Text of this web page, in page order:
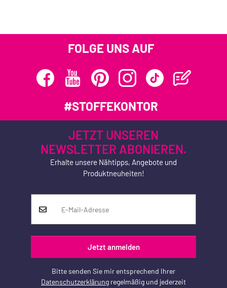
FOLGE UNS AUF
#STOFFEKONTOR
JETZT UNSEREN
NEWSLETTER ABONIEREN.
Erhalte unsere Nähtipps, Angebote und
Produktneuheiten!
Jetzt anmelden
Bitte senden Sie mir entsprechend Ihrer
Datenschutzerklärung regelmäßig und jederzeit